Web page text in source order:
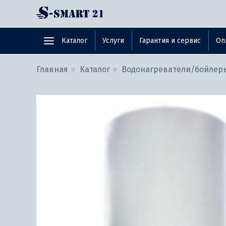
Каталог Услуги Гарантия и сервис
Главная Каталог Водонагреватели/